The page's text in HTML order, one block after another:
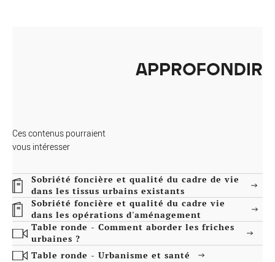
APPROFONDIR
Ces contenus pourraient
vous intéresser
Sobriété foncière et qualité du cadre de vie
dans les tissus urbains existants
Sobriété foncière et qualité du cadre vie
dans les opérations d'aménagement
Table ronde - Comment aborder les friches
urbaines ?
Table ronde - Urbanisme et santé